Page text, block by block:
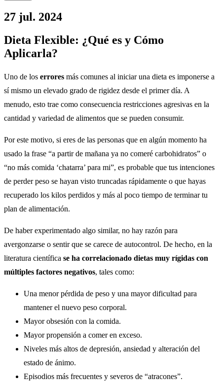
27 jul. 2024
Dieta Flexible: ¿Qué es y Cómo
Aplicarla?
Uno de los errores más comunes al iniciar una dieta es imponerse a
sí mismo un elevado grado de rigidez desde el primer día. A
menudo, esto trae como consecuencia restricciones agresivas en la
cantidad y variedad de alimentos que se pueden consumir.
Por este motivo, si eres de las personas que en algún momento ha
usado la frase “a partir de mañana ya no comeré carbohidratos” o
“no más comida ‘chatarra’ para mi”, es probable que tus intenciones
de perder peso se hayan visto truncadas rápidamente o que hayas
recuperado los kilos perdidos y más al poco tiempo de terminar tu
plan de alimentación.
De haber experimentado algo similar, no hay razón para
avergonzarse o sentir que se carece de autocontrol. De hecho, en la
literatura científica se ha correlacionado dietas muy rígidas con
múltiples factores negativos, tales como:
Una menor pérdida de peso y una mayor dificultad para
mantener el nuevo peso corporal.
Mayor obsesión con la comida.
Mayor propensión a comer en exceso.
Niveles más altos de depresión, ansiedad y alteración del
estado de ánimo.
Episodios más frecuentes y severos de “atracones”.